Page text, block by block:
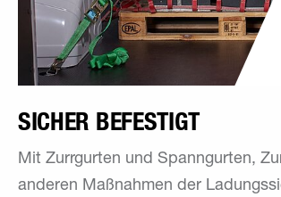
SICHER BEFESTIGT
Mit Zurrgurten und Spanngurten,
anderen Maßnahmen der